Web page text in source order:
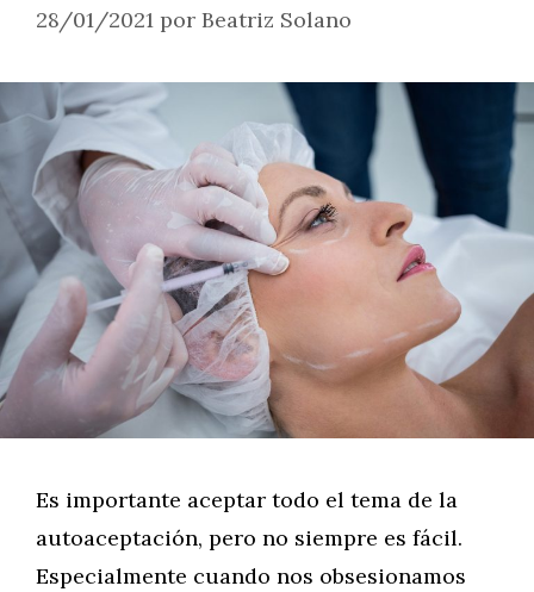
28/01/2021 por Beatriz Solano
Es importante aceptar todo el tema de la
autoaceptación, pero no siempre es fácil.
Especialmente cuando nos obsesionamos